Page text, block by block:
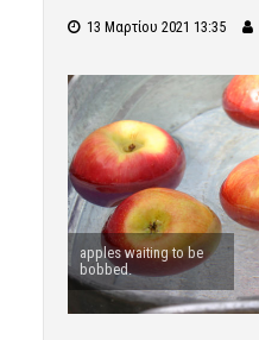
13 Μαρτίου 2021 13:35
apples waiting to be
bobbed.